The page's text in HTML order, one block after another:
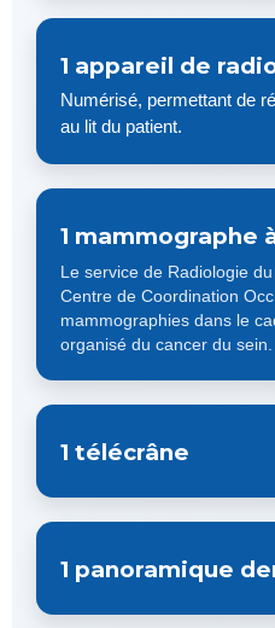
1 appareil de
Numérisé, permettant de
au lit du patient.
1 mammographe
Le service de Radiologie
Centre de Coordination
mammographies dans le
organisé du cancer du sein.
1 télécrâne
1 panoramique